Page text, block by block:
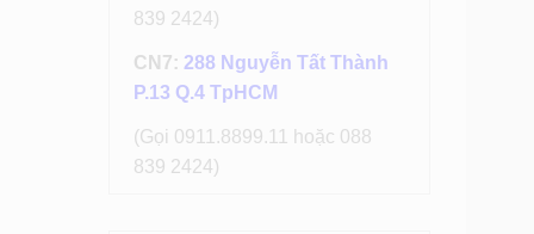
839 2424)
CN7: 288 Nguyễn Tất Thành
P.13 Q.4 TpHCM
(Gọi 0911.8899.11 hoặc 088
839 2424)